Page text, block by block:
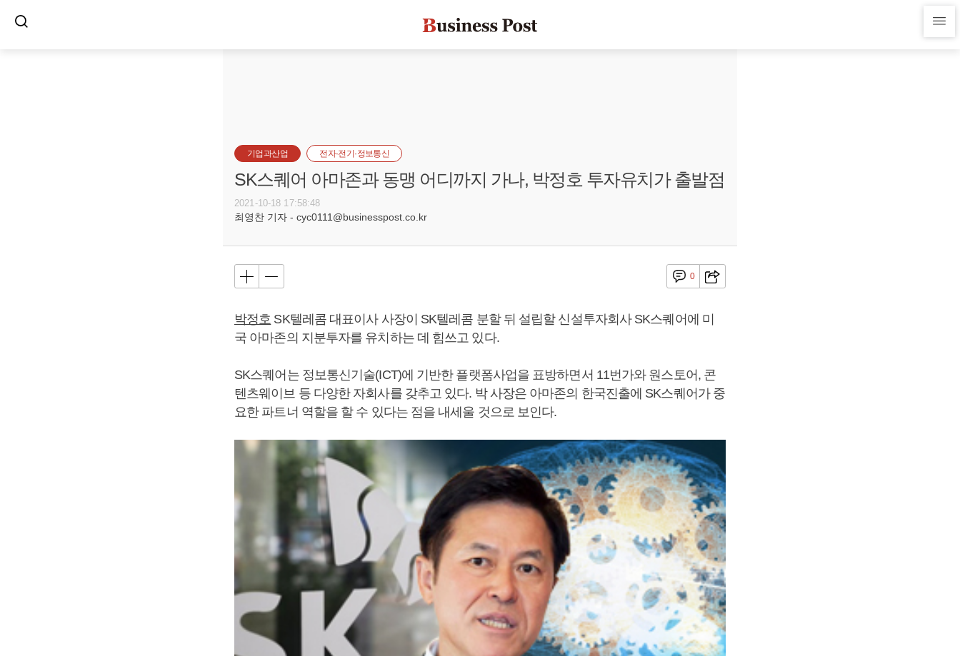
기업과산업 전자·전기·정보통신
SK스퀘어 아마존과 동맹 어디까지 가나, 박정호 투자유치가 출발점
2021-10-18 17:58:48
최영찬 기자 - cyc0111@businesspost.co.kr
0
박정호 SK텔레콤 대표이사 사장이 SK텔레콤 분할 뒤 설립할 신설투자회사 SK스퀘어에 미
국 아마존의 지분투자를 유치하는 데 힘쓰고 있다.
SK스퀘어는 정보통신기술(ICT)에 기반한 플랫폼사업을 표방하면서 11번가와 원스토어, 콘
텐츠웨이브 등 다양한 자회사를 갖추고 있다. 박 사장은 아마존의 한국진출에 SK스퀘어가 중
요한 파트너 역할을 할 수 있다는 점을 내세울 것으로 보인다.